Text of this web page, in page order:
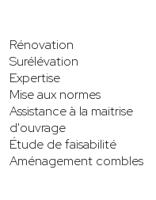
Rénovation
Surélévation
Expertise
Mise aux normes
Assistance à la maitrise
d'ouvrage
Étude de faisabilité
Aménagement combles